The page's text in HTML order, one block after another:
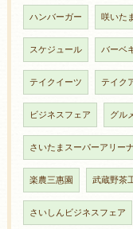
ハンバーガー 咲いた
スケジュール バーベ
テイクイーツ テイク
ビジネスフェア グル
さいたまスーパーアリーナ
楽農三惠園 武蔵野茶
さいしんビジネスフェア